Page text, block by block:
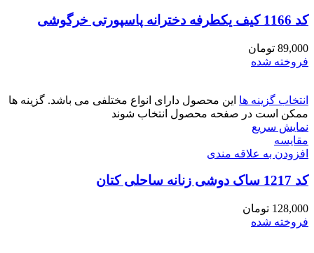
کد 1166 کیف یکطرفه دخترانه پاسپورتی خرگوشی
89,000 تومان
فروخته شده
انتخاب گزینه ها این محصول دارای انواع مختلفی می باشد. گزینه ها
ممکن است در صفحه محصول انتخاب شوند
نمایش سریع
مقايسه
افزودن به علاقه مندی
کد 1217 ساک دوشی زنانه ساحلی کتان
128,000 تومان
فروخته شده